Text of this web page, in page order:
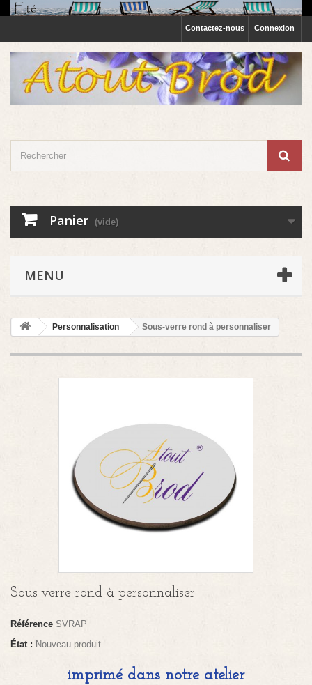
Connexion
Contactez-nous
Panier (vide)
MENU
Personnalisation Sous-verre rond à personnaliser
Sous-verre rond à personnaliser
Référence SVRAP
État : Nouveau produit
imprimé dans notre atelier